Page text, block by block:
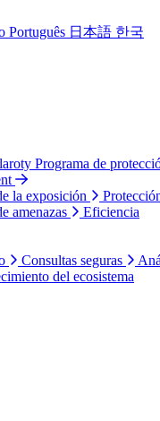
Português 日本語 한국
Programa de
la exposición
amenazas
Eficiencia
Consultas seguras
del ecosistema